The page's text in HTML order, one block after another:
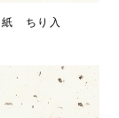
ちり入